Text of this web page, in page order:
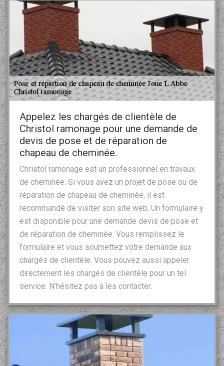
Appelez les chargés de clientèle de
Christol ramonage pour une demande de
devis de pose et de réparation de
chapeau de cheminée.
Christol ramonage est un professionnel en travaux
de cheminée. Si vous avez un projet de pose ou de
réparation de chapeau de cheminée, il est
recommandé de visiter son site web. Un formulaire y
est disponible pour une demande devis de pose et
de réparation de cheminée. Vous remplissez le
formulaire et vous soumettez votre demande aux
chargés de clientèle. Vous pouvez aussi appeler
directement les chargés de clientèle pour un tel
service. N’hésitez pas à les contacter.